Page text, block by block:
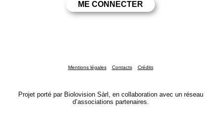
Mentions légales Contacts Crédits
Projet porté par Biolovision Sàrl, en collaboration avec un réseau
d’associations partenaires.